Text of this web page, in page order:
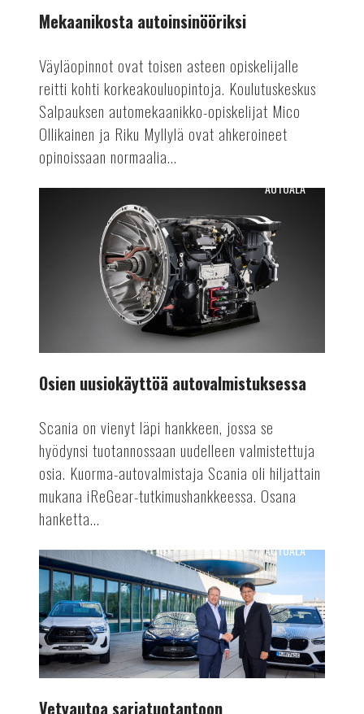
Mekaanikosta autoinsinööriksi
Väyläopinnot ovat toisen asteen opiskelijalle
reitti kohti korkeakouluopintoja. Koulutuskeskus
Salpauksen automekaanikko-opiskelijat Mico
Ollikainen ja Riku Myllylä ovat ahkeroineet
opinoissaan normaalia...
autovalmistuksessa
AUTOALA
Osien uusiokäyttöä autovalmistuksessa
Scania on vienyt läpi hankkeen, jossa se
hyödynsi tuotannossaan uudelleen valmistettuja
osia. Kuorma-autovalmistaja Scania oli hiljattain
mukana iReGear-tutkimushankkeessa. Osana
hanketta...
Vetyautoa
sarjatuotantoon
AUTOALA
Vetyautoa sarjatuotantoon